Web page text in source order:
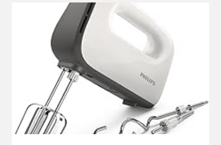
4000
HANDMIXER,
450
WATT,
ROBUSTES
DESIGN,
VARIABLER
GESCHWINDIGKEITSREGLER,
TURBO-